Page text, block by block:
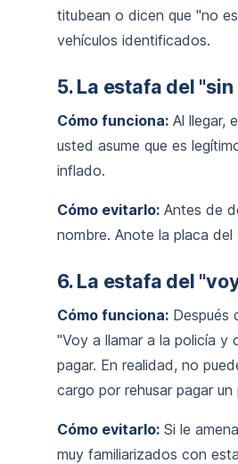
titubean o dicen que "no
vehículos identificados.
5. La estafa del
Cómo funciona: Al llegar,
usted asume que es
inflado.
Cómo evitarlo: Antes de
nombre. Anote la placa
6. La estafa del
Cómo funciona: Después
"Voy a llamar a la policía y
pagar. En realidad, no
cargo por rehusar pagar
Cómo evitarlo: Si le
muy familiarizados con